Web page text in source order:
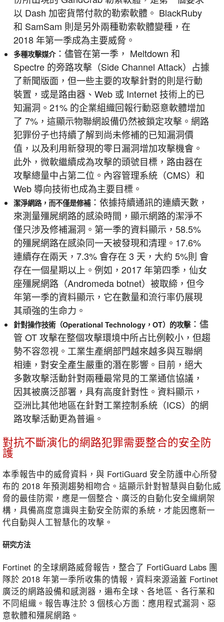
以 Dash 加密貨幣付款的勒索軟體。 BlackRuby
和 SamSam 則是另外兩種勒索軟體變種，在
2018 年第一季成為主要威脅。
多種攻擊媒介：儘管在第一季， Meltdown 和
Spectre 的旁路攻擊（Side Channel Attack）占據
了新聞版面，但一些主要的攻擊針對的則是行動
裝置，或是路由器、Web 或 Internet 技術上的已
知漏洞。21% 的企業組織回報行動惡意軟體增加
了 7%，這顯示物聯網設備仍然被鎖定攻擊。網路
犯罪份子也持續了解到尚未修補的已知漏洞價
值，以及利用新發現的零日漏洞增加攻擊機會。
此外，微軟繼續成為攻擊的頭號目標，路由器在
攻擊總量中占第二位。內容管理系統（CMS）和
Web 導向技術也成為主要目標。
潔淨網路，而不僅是修補：依據持續通訊的連續天數，
來測量殭屍網路的感染時間，顯示網路的潔淨不
僅只涉及修補漏洞。第一季的資料顯示，58.5%
的殭屍網路在感染同一天被發現和清理。17.6%
連續存在兩天，7.3% 會存在 3 天，大約 5%則 會
存在一個星期以上。例如，2017 年第四季，仙女
座殭屍網路（Andromeda botnet）被取締，但今
年第一季的資料顯示，它在數量和流行率仍展現
其頑強的生命力。
針對操作技術（Operational Technology，OT）的攻擊：儘
管 OT 攻擊在整個攻擊環境中所占比例較小，但趨
勢不容忽視。工業生產網部門越來越多與互聯網
相連，對安全產生嚴重的潛在影響。目前，絕大
多數攻擊活動針對兩種最常見的工業通信協議，
因其被廣泛部署，具有高度針對性。資料顯示，
亞洲比其他地區在針對工業控制系統（ICS）的網
路攻擊活動更為普遍。
對抗不斷演化的網路犯罪需要整合的安全防
護
本季報告中的威脅資料，與 FortiGuard 安全防護中心所發
布的 2018 年預測趨勢相吻合。這顯示針對智慧與自動化威
脅的最佳防禦，應是一個整合、廣泛的自動化安全織網架
構，具備高度意識與主動安全防禦的系統，才能因應新一
代自動與人工智慧化的攻擊。
研究方法
Fortinet 的全球網路威脅報告，整合了 FortiGuard Labs 團
隊於 2018 年第一季所收集的情報，資料來源涵蓋 Fortinet
廣泛的網路設備和感測器，遍布全球、各地區、各行業和
不同組織。報告專注於 3 個核心方面：應用程式漏洞、惡
意軟體和殭屍網路。